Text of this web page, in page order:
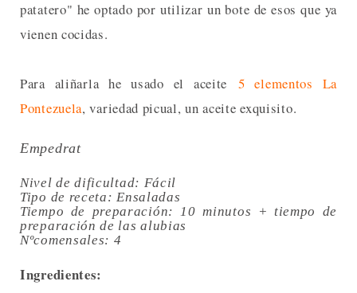
patatero" he optado por utilizar un bote de esos que ya
vienen cocidas.
Para aliñarla he usado el aceite 5 elementos La
Pontezuela, variedad picual, un aceite exquisito.
Empedrat
Nivel de dificultad: Fácil
Tipo de receta: Ensaladas
Tiempo de preparación: 10 minutos + tiempo de
preparación de las alubias
Nºcomensales: 4
Ingredientes: